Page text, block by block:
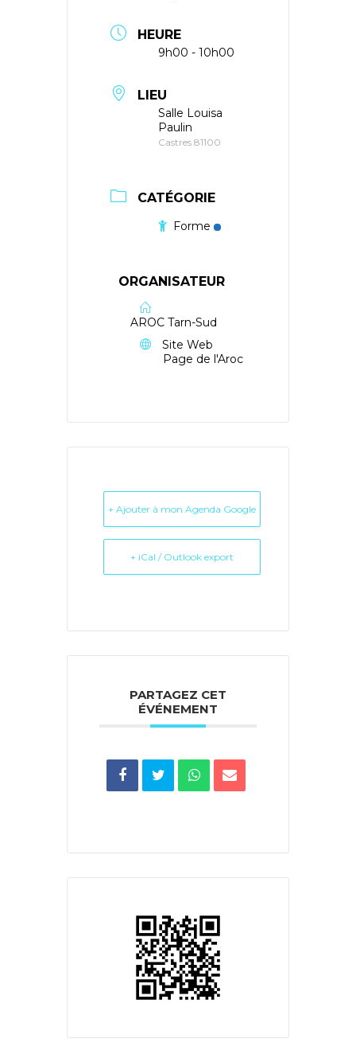
HEURE
9h00 - 10h00
LIEU
Salle Louisa
Paulin
Castres 81100
CATÉGORIE
Forme
ORGANISATEUR
AROC Tarn-Sud
Site Web
Page de l'Aroc
+ Ajouter à mon Agenda Google
+ iCal / Outlook export
PARTAGEZ CET
ÉVÉNEMENT